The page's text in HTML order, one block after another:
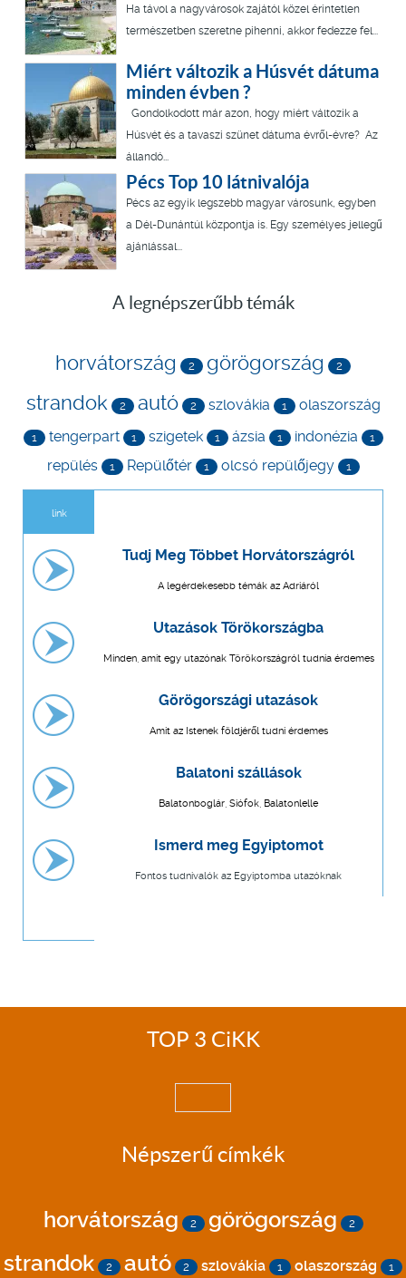
Ha távol a nagyvárosok zajától közel érintetlen
természetben szeretne pihenni, akkor fedezze fel...
Miért változik a Húsvét dátuma
minden évben ?
Gondolkodott már azon, hogy miért változik a
Húsvét és a tavaszi szünet dátuma évről-évre? Az
állandó...
Pécs Top 10 látnivalója
Pécs az egyik legszebb magyar városunk, egyben
a Dél-Dunántúl központja is. Egy személyes jellegű
ajánlással...
A legnépszerűbb témák
horvátország 2 görögország 2
strandok 2 autó 2 szlovákia 1 olaszország
1 tengerpart 1 szigetek 1 ázsia 1 indonézia 1
repülés 1 Repülőtér 1 olcsó repülőjegy 1
link
Tudj Meg Többet Horvátországról
A legérdekesebb témák az Adriáról
Utazások Törökországba
Minden, amit egy utazónak Törökországról tudnia érdemes
Görögországi utazások
Amit az Istenek földjéről tudni érdemes
Balatoni szállások
Balatonboglár, Siófok, Balatonlelle
Ismerd meg Egyiptomot
Fontos tudnivalók az Egyiptomba utazóknak
TOP 3 CiKK
Népszerű címkék
horvátország 2 görögország 2
strandok 2 autó 2 szlovákia 1 olaszország 1